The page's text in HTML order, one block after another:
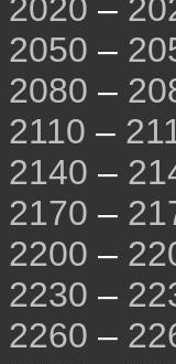
2020 –
2050 –
2080 –
2110 –
2140 –
2170 –
2200 –
2230 –
2260 –